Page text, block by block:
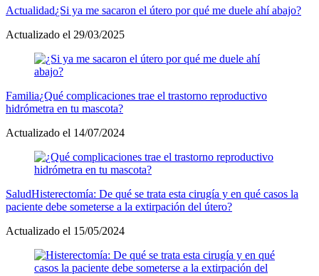
Actualidad¿Si ya me sacaron el útero por qué me duele ahí abajo?
Actualizado el 29/03/2025
Familia¿Qué complicaciones trae el trastorno reproductivo
hidrómetra en tu mascota?
Actualizado el 14/07/2024
SaludHisterectomía: De qué se trata esta cirugía y en qué casos la
paciente debe someterse a la extirpación del útero?
Actualizado el 15/05/2024